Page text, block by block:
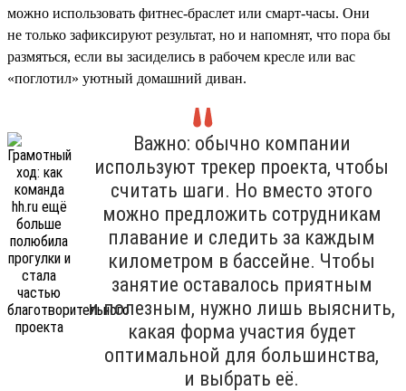
можно использовать фитнес-браслет или смарт-часы. Они
не только зафиксируют результат, но и напомнят, что пора бы
размяться, если вы засиделись в рабочем кресле или вас
«поглотил» уютный домашний диван.
Важно: обычно компании
используют трекер проекта, чтобы
считать шаги. Но вместо этого
можно предложить сотрудникам
плавание и следить за каждым
километром в бассейне. Чтобы
занятие оставалось приятным
и полезным, нужно лишь выяснить,
какая форма участия будет
оптимальной для большинства,
и выбрать её.